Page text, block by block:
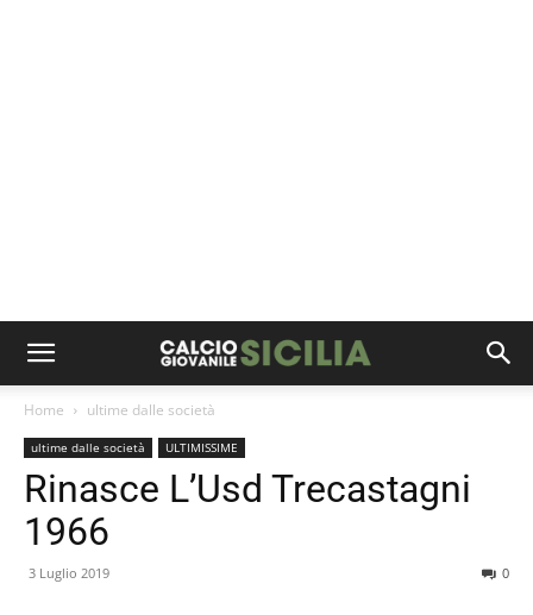
Home ultime dalle società
ultime dalle società ULTIMISSIME
Rinasce L’Usd Trecastagni
1966
3 Luglio 2019 0